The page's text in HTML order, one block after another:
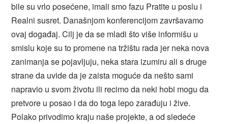
bile su vrlo posećene, imali smo fazu Pratite u poslu i
Realni susret. Današnjom konferencijom završavamo
ovaj događaj. Cilj je da se mladi što više informišu u
smislu koje su to promene na tržištu rada jer neka nova
zanimanja se pojavljuju, neka stara izumiru ali s druge
strane da uvide da je zaista moguće da nešto sami
napravio u svom životu ili recimo da neki hobi mogu da
pretvore u posao i da do toga lepo zarađuju i žive.
Polako privodimo kraju naše projekte, a od sledeće